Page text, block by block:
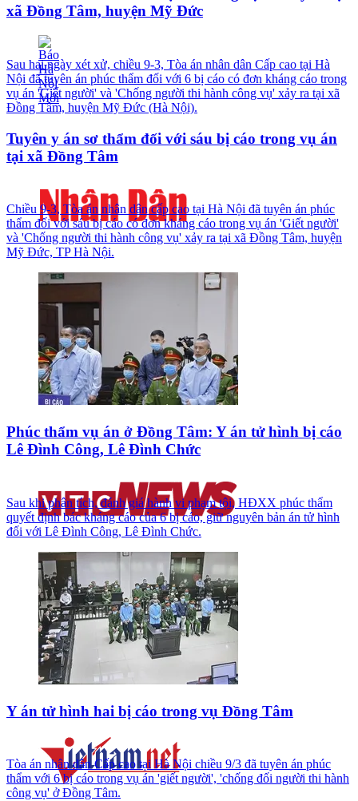
xã Đồng Tâm, huyện Mỹ Đức
Sau hai ngày xét xử, chiều 9-3, Tòa án nhân dân Cấp cao tại Hà
Nội đã tuyên án phúc thẩm đối với 6 bị cáo có đơn kháng cáo trong
vụ án 'Giết người' và 'Chống người thi hành công vụ' xảy ra tại xã
Đồng Tâm, huyện Mỹ Đức (Hà Nội).
Tuyên y án sơ thẩm đối với sáu bị cáo trong vụ án
tại xã Đồng Tâm
Chiều 9-3, Tòa án nhân dân cấp cao tại Hà Nội đã tuyên án phúc
thẩm đối với sáu bị cáo có đơn kháng cáo trong vụ án 'Giết người'
và 'Chống người thi hành công vụ' xảy ra tại xã Đồng Tâm, huyện
Mỹ Đức, TP Hà Nội.
Phúc thẩm vụ án ở Đồng Tâm: Y án tử hình bị cáo
Lê Đình Công, Lê Đình Chức
Sau khi phân tích, đánh giá hành vi phạm tội, HĐXX phúc thẩm
quyết định bác kháng cáo của 6 bị cáo, giữ nguyên bản án tử hình
đối với Lê Đình Công, Lê Đình Chức.
Y án tử hình hai bị cáo trong vụ Đồng Tâm
Tòa án nhân dân Cấp cao tại Hà Nội chiều 9/3 đã tuyên án phúc
thẩm với 6 bị cáo trong vụ án 'giết người', 'chống đối người thi hành
công vụ' ở Đồng Tâm.